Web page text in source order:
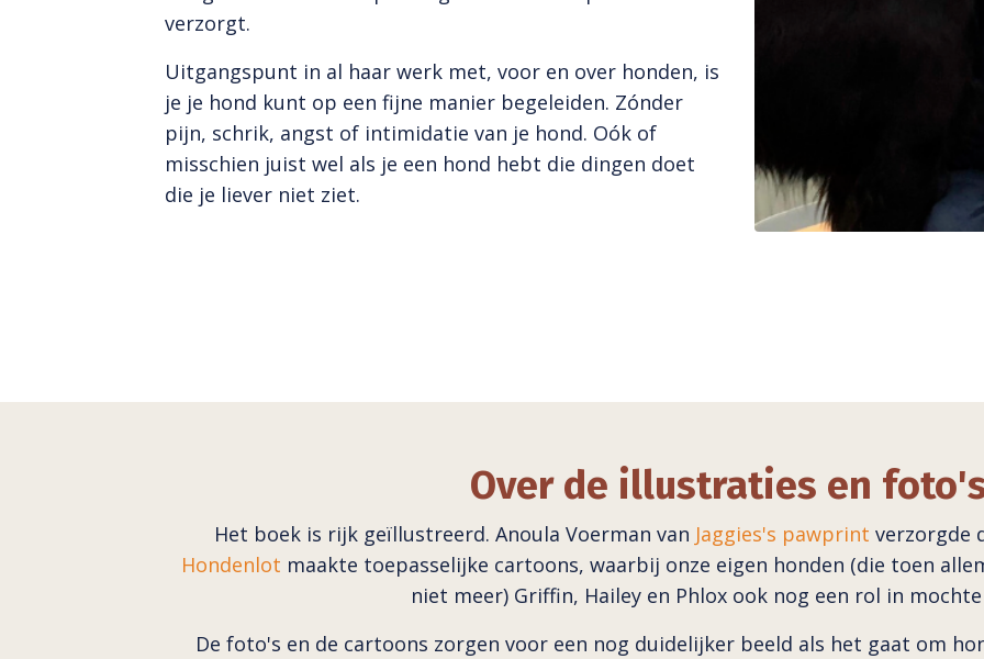
verzorgt.
Uitgangspunt in al haar werk met, voor en over honden, is
je je hond kunt op een fijne manier begeleiden. Zónder
pijn, schrik, angst of intimidatie van je hond. Oók of
misschien juist wel als je een hond hebt die dingen doet
die je liever niet ziet.
Over de illustraties en
Het boek is rijk geïllustreerd. Anoula Voerman van Jaggies's pawprint verzorgde
Hondenlot maakte toepasselijke cartoons, waarbij onze eigen honden (die toen
niet meer)Griffin, Hailey en Phlox ook nog een rol in
De foto's en de cartoons zorgen voor een nog duidelijker beeld als het gaat om